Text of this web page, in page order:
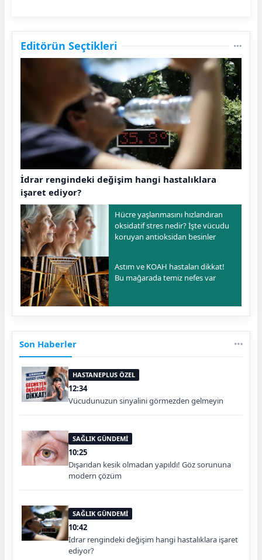
Editörün Seçtikleri
İdrar rengindeki değişim hangi hastalıklara
işaret ediyor?
Hücre yaşlanmasını hızlandıran
oksidatif stres nedir? İşte vücudu
koruyan antioksidan besinler
Astım ve KOAH hastaları dikkat!
Bu mağarada temiz nefes var
Son Haberler
HASTANEPLUS ÖZEL
12:34
Vücudunuzun sinyalini görmezden gelmeyin
SAĞLIK GÜNDEMİ
10:25
Dışarıdan kesik olmadan yapıldı! Göz sorununa
modern çözüm
SAĞLIK GÜNDEMİ
10:42
İdrar rengindeki değişim hangi hastalıklara işaret
ediyor?